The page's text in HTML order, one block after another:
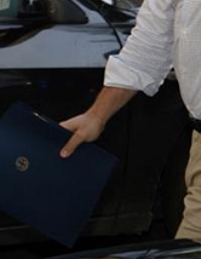
Τα γεγονότα της Τηλλυρίας
Tηλεοπτικοί “Mega-Fiers”…
Κώστας Τσουκαλάς:
Ο Ιωάννης Μεταξάς και η
Η ελευθεροτυπία δεν